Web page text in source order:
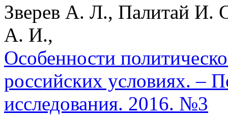
Зверев А. Л., Палитай И.
А. И.,
Особенности
российских условиях. –
исследования. 2016. №3